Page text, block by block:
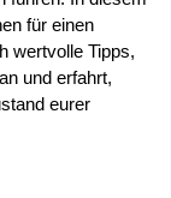
für einen
wertvolle Tipps,
und erfahrt,